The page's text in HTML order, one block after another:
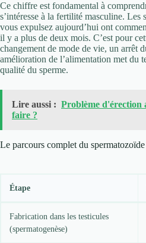
Ce chiffre est fondamental à
s’intéresse à la fertilité masculine. Les
vous expulsez aujourd’hui ont
il y a plus de deux mois. C’est pour
changement de mode de vie, un arrêt
amélioration de l’alimentation met du
qualité du sperme.
Lire aussi : Problème d'érection
faire ?
Le parcours complet du spermatozoïde
Étape
Fabrication dans les testicules
(spermatogenèse)